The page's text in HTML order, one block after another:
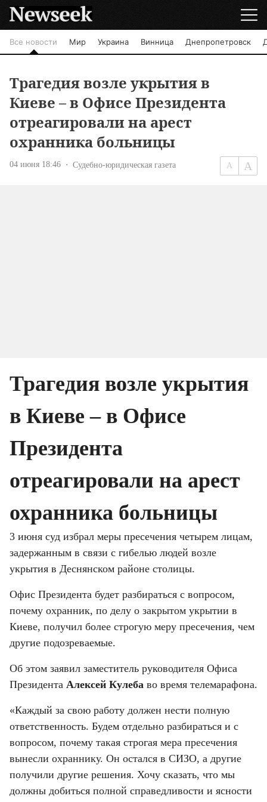
Все новости Мир Украина Винница Днепропетровск
Трагедия возле укрытия в
Киеве – в Офисе Президента
отреагировали на арест
охранника больницы
04 июня 18:46 Судебно-юридическая газета
Трагедия возле укрытия
в Киеве – в Офисе
Президента
отреагировали на арест
охранника больницы
3 июня суд избрал меры пресечения четырем лицам,
задержанным в связи с гибелью людей возле
укрытия в Деснянском районе столицы.
Офис Президента будет разбираться с вопросом,
почему охранник, по делу о закрытом укрытии в
Киеве, получил более строгую меру пресечения, чем
другие подозреваемые.
Об этом заявил заместитель руководителя Офиса
Президента Алексей Кулеба во время телемарафона.
«Каждый за свою работу должен нести полную
ответственность. Будем отдельно разбираться и с
вопросом, почему такая строгая мера пресечения
вынесли охраннику. Он остался в СИЗО, а другие
получили другие решения. Хочу сказать, что мы
должны добиться полной справедливости и ясности